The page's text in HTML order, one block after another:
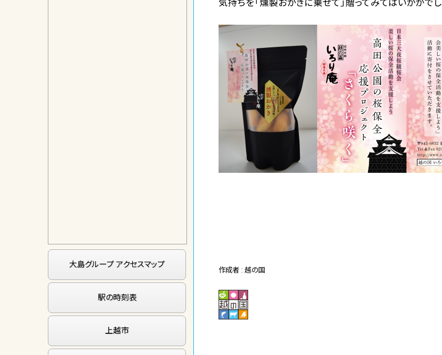
大島グループ アクセスマップ
駅の時刻表
上越市
気持ちを「燻製おかきに乗せて」贈ってみてはいかがでし
作成者 : 越の国